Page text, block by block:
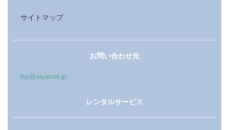
サイトマップ
お問い合わせ先
hp@aiyanet.jp
レンタルサービス